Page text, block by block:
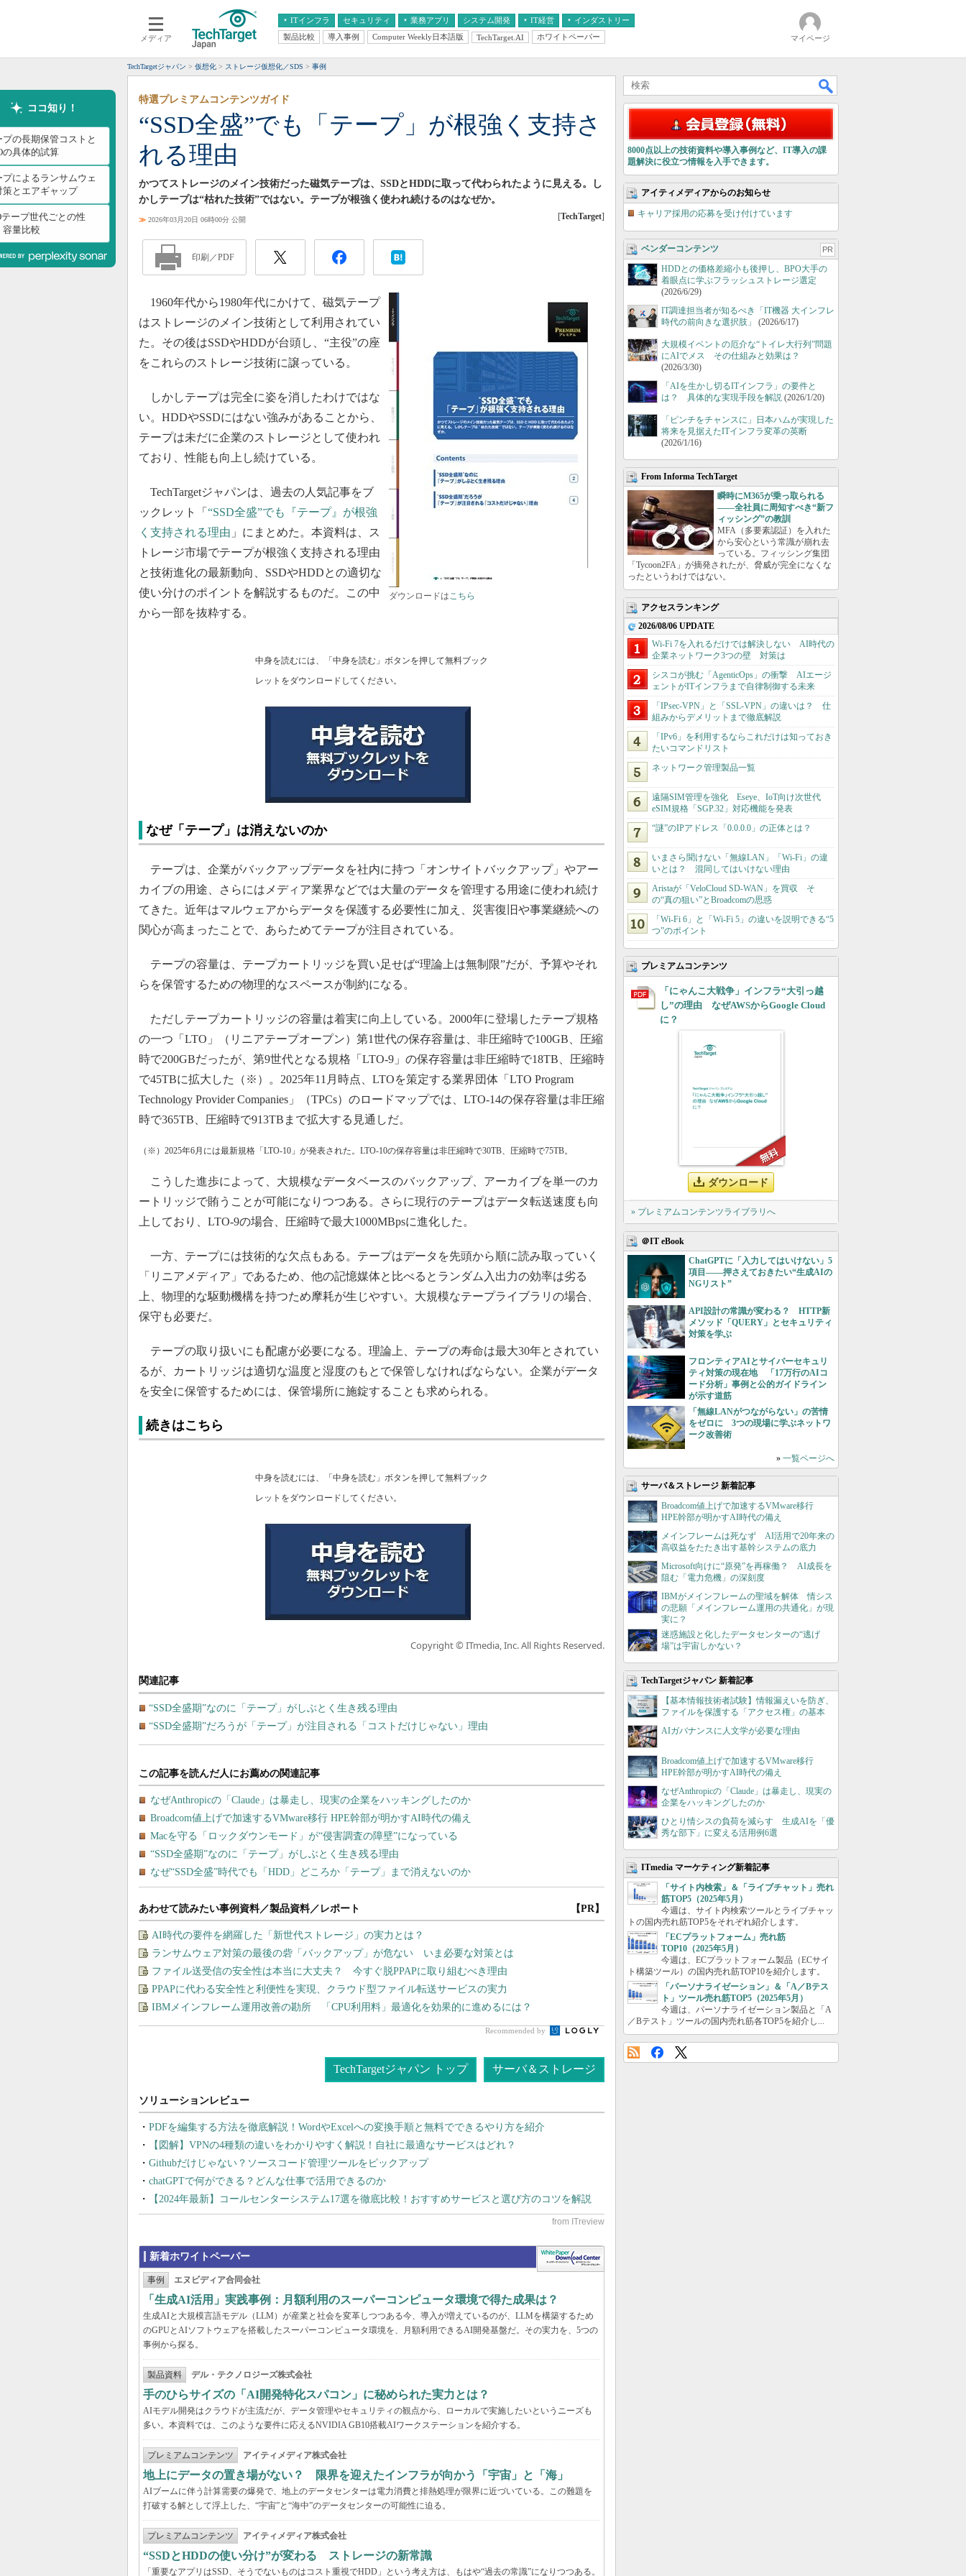
メディア
ITインフラ
クラウド
スマートモバイル
ネットワーク
システム運用管理
セキュリティ 業務アプリ
エンタープライズAI
ERP
CX
情報系システム
システム開発 IT経営
経営とIT
インダストリー
医療IT
製品比較 導入事例 Computer Weekly日本語版 TechTarget.AI ホワイトペーパー マイページ
TechTargetジャパン 仮想化 ストレージ仮想化／SDS 事例
ココ知り！
プの長期保管コストと
の具体的試算
プによるランサムウェ
策とエアギャップ
テープ世代ごとの性
容量比較
“SSD全盛”でも「テープ」が根強く支持さ
れる理由
特選プレミアムコンテンツガイド
かつてストレージのメイン技術だった磁気テープは、SSDとHDDに取って代わられたように見える。し
かしテープは“枯れた技術”ではない。テープが根強く使われ続けるのはなぜか。
≫ 2026年03月20日 06時00分 公開 [TechTarget]
印刷／PDF
ダウンロードはこちら
1960年代から1980年代にかけて、磁気テープ
はストレージのメイン技術として利用されてい
た。その後はSSDやHDDが台頭し、“主役”の座
をこれらのストレージ技術に譲っている。
しかしテープは完全に姿を消したわけではな
い。HDDやSSDにはない強みがあることから、
テープは未だに企業のストレージとして使われ
ており、性能も向上し続けている。
TechTargetジャパンは、過去の人気記事をブ
ックレット「 “SSD全盛”でも『テープ』が根強
く支持される理由 」にまとめた。本資料は、ス
トレージ市場でテープが根強く支持される理由
と技術進化の最新動向、SSDやHDDとの適切な
使い分けのポイントを解説するものだ。この中
から一部を抜粋する。
中身を読むには、「中身を読む」ボタンを押して無料ブック
レットをダウンロードしてください。
なぜ「テープ」は消えないのか
テープは、企業がバックアップデータを社内に持つ「オンサイトバックアップ」やアー
カイブの用途、さらにはメディア業界などでは大量のデータを管理する用途に使われ続け
てきた。近年はマルウェアからデータを保護する必要性に加え、災害復旧や事業継続への
関心が高まったことで、あらためてテープが注目されている。
テープの容量は、テープカートリッジを買い足せば“理論上は無制限”だが、予算やそれ
らを保管するための物理的なスペースが制約になる。
ただしテープカートリッジの容量は着実に向上している。2000年に登場したテープ規格
の一つ「LTO」（リニアテープオープン）第1世代の保存容量は、非圧縮時で100GB、圧縮
時で200GBだったが、第9世代となる規格「LTO-9」の保存容量は非圧縮時で18TB、圧縮時
で45TBに拡大した（※）。2025年11月時点、LTOを策定する業界団体「LTO Program
Technology Provider Companies」（TPCs）のロードマップでは、LTO-14の保存容量は非圧縮
時で365TB、圧縮時で913TBまで拡大する見通しだ。
（※）2025年6月には最新規格「LTO-10」が発表された。LTO-10の保存容量は非圧縮時で30TB、圧縮時で75TB。
こうした進歩によって、大規模なデータベースのバックアップ、アーカイブを単一のカ
ートリッジで賄うことが可能になりつつある。さらに現行のテープはデータ転送速度も向
上しており、LTO-9の場合、圧縮時で最大1000MBpsに進化した。
一方、テープには技術的な欠点もある。テープはデータを先頭から順に読み取っていく
「リニアメディア」であるため、他の記憶媒体と比べるとランダム入出力の効率は劣る
上、物理的な駆動機構を持つため摩耗が生じやすい。大規模なテープライブラリの場合、
保守も必要だ。
テープの取り扱いにも配慮が必要になる。理論上、テープの寿命は最大30年とされてい
るが、カートリッジは適切な温度と湿度のもとで保管しなければならない。企業がデータ
を安全に保管するためには、保管場所に施錠することも求められる。
続きはこちら
中身を読むには、「中身を読む」ボタンを押して無料ブック
レットをダウンロードしてください。
Copyright © ITmedia, Inc. All Rights Reserved.
関連記事
“SSD全盛期”なのに「テープ」がしぶとく生き残る理由
“SSD全盛期”だろうが「テープ」が注目される「コストだけじゃない」理由
あわせて読みたい事例資料／製品資料／レポート 【PR】
AI時代の要件を網羅した「新世代ストレージ」の実力とは？
ランサムウェア対策の最後の砦「バックアップ」が危ない いま必要な対策とは
ファイル送受信の安全性は本当に大丈夫？ 今すぐ脱PPAPに取り組むべき理由
PPAPに代わる安全性と利便性を実現、クラウド型ファイル転送サービスの実力
IBMメインフレーム運用改善の勘所 「CPU利用料」最適化を効果的に進めるには？
Recommended by
TechTargetジャパン トップ サーバ＆ストレージ
PDFを編集する方法を徹底解説！WordやExcelへの変換手順と無料でできるやり方を紹介
【図解】VPNの4種類の違いをわかりやすく解説！自社に最適なサービスはどれ？
Githubだけじゃない？ソースコード管理ツールをピックアップ
chatGPTで何ができる？どんな仕事で活用できるのか
【2024年最新】コールセンターシステム17選を徹底比較！おすすめサービスと選び方のコツを解説
新着ホワイトペーパー
事例 エヌビディア合同会社
「生成AI活用」実践事例：月額利用のスーパーコンピュータ環境で得た成果は？
生成AIと大規模言語モデル（LLM）が産業と社会を変革しつつある今、導入が増えているのが、LLMを構築するため
のGPUとAIソフトウェアを搭載したスーパーコンピュータ環境を、月額利用できるAI開発基盤だ。その実力を、5つの
事例から探る。
製品資料 デル・テクノロジーズ株式会社
手のひらサイズの「AI開発特化スパコン」に秘められた実力とは？
AIモデル開発はクラウドが主流だが、データ管理やセキュリティの観点から、ローカルで実施したいというニーズも
多い。本資料では、このような要件に応えるNVIDIA GB10搭載AIワークステーションを紹介する。
プレミアムコンテンツ アイティメディア株式会社
地上にデータの置き場がない？ 限界を迎えたインフラが向かう「宇宙」と「海」
AIブームに伴う計算需要の爆発で、地上のデータセンターは電力消費と排熱処理が限界に近づいている。この難題を
打破する解として浮上した、“宇宙”と“海中”のデータセンターの可能性に迫る。
プレミアムコンテンツ アイティメディア株式会社
“SSDとHDDの使い分け”が変わる ストレージの新常識
「重要なアプリはSSD、そうでないものはコスト重視でHDD」という考え方は、もはや“過去の常識”になりつつある。
8000点以上の技術資料や導入事例など、IT導入の課
題解決に役立つ情報を入手できます。
アイティメディアからのお知らせ
キャリア採用の応募を受け付けています
ベンダーコンテンツ PR
HDDとの価格差縮小も後押し、BPO大手の
着眼点に学ぶフラッシュストレージ選定
(2026/6/29)
IT調達担当者が知るべき「IT機器 大インフレ
時代の前向きな選択肢」
(2026/6/17)
大規模イベントの厄介な“トイレ大行列”問題
にAIでメス その仕組みと効果は？
(2026/3/30)
「AIを生かし切るITインフラ」の要件と
は？ 具体的な実現手段を解説 (2026/1/20)
「ピンチをチャンスに」日本ハムが実現した
将来を見据えたITインフラ変革の英断
(2026/1/16)
From Informa TechTarget
瞬時にM365が乗っ取られる
――全社員に周知すべき“新フ
ィッシング”の教訓
MFA（多要素認証）を入れた
から安心という常識が崩れ去
っている。フィッシング集団
「Tycoon2FA」が摘発されたが、脅威が完全になくな
ったというわけではない。
アクセスランキング
2026/08/06 UPDATE
Wi-Fi 7を入れるだけでは解決しない AI時代の
企業ネットワーク3つの壁 対策は
シスコが挑む「AgenticOps」の衝撃 AIエージ
ェントがITインフラまで自律制御する未来
「IPsec-VPN」と「SSL-VPN」の違いは？ 仕
組みからデメリットまで徹底解説
「IPv6」を利用するならこれだけは知っておき
たいコマンドリスト
ネットワーク管理製品一覧
遠隔SIM管理を強化 Eseye、IoT向け次世代
eSIM規格「SGP.32」対応機能を発表
“謎”のIPアドレス「0.0.0.0」の正体とは？
いまさら聞けない「無線LAN」「Wi-Fi」の違
いとは？ 混同してはいけない理由
Aristaが「VeloCloud SD-WAN」を買収 そ
の“真の狙い”とBroadcomの思惑
「Wi-Fi 6」と「Wi-Fi 5」の違いを説明できる“5
つ”のポイント
プレミアムコンテンツ
「にゃんこ大戦争」インフラ“大引っ越
し”の理由 なぜAWSからGoogle Cloud
に？
ダウンロード
» プレミアムコンテンツライブラリへ
＠IT eBook
ChatGPTに「入力してはいけない」5
項目――押さえておきたい“生成AIの
NGリスト”
API設計の常識が変わる？ HTTP新
メソッド「QUERY」とセキュリティ
対策を学ぶ
フロンティアAIとサイバーセキュリ
ティ対策の現在地 「17万行のAIコ
ード分析」事例と公的ガイドライン
が示す道筋
「無線LANがつながらない」の苦情
をゼロに 3つの現場に学ぶネットワ
ーク改善術
» 一覧ページへ
サーバ＆ストレージ 新着記事
Broadcom値上げで加速するVMware移行
HPE幹部が明かすAI時代の備え
メインフレームは死なず AI活用で20年来の
高収益をたたき出す基幹システムの底力
Microsoft向けに“原発”を再稼働？ AI成長を
阻む「電力危機」の深刻度
IBMがメインフレームの聖域を解体 情シス
の悲願「メインフレーム運用の共通化」が現
実に？
迷惑施設と化したデータセンターの“逃げ
場”は宇宙しかない？
TechTargetジャパン 新着記事
【基本情報技術者試験】情報漏えいを防ぎ、
ファイルを保護する「アクセス権」の基本
AIガバナンスに人文学が必要な理由
Broadcom値上げで加速するVMware移行
HPE幹部が明かすAI時代の備え
なぜAnthropicの「Claude」は暴走し、現実の
企業をハッキングしたのか
ひとり情シスの負荷を減らす 生成AIを「優
秀な部下」に変える活用例6選
ITmedia マーケティング新着記事
「サイト内検索」＆「ライブチャット」売れ
筋TOP5（2025年5月）
今週は、サイト内検索ツールとライブチャッ
トの国内売れ筋TOP5をそれぞれ紹介します。
「ECプラットフォーム」売れ筋
TOP10（2025年5月）
今週は、ECプラットフォーム製品（ECサイ
ト構築ツール）の国内売れ筋TOP10を紹介します。
「パーソナライゼーション」＆「A／Bテス
ト」ツール売れ筋TOP5（2025年5月）
今週は、パーソナライゼーション製品と「A
／Bテスト」ツールの国内売れ筋各TOP5を紹介し...